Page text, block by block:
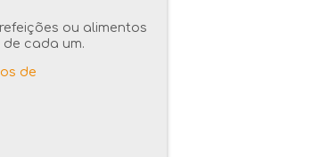
ou alimentos
cada um.